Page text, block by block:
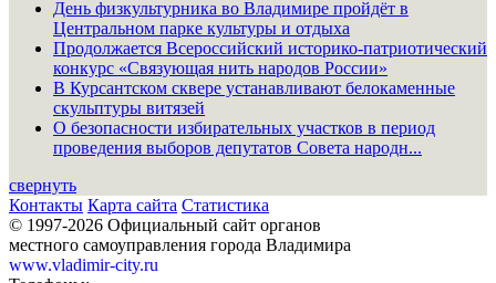
День физкультурника во Владимире пройдёт в
Центральном парке культуры и отдыха
Продолжается Всероссийский историко-патриотический
конкурс «Связующая нить народов России»
В Курсантском сквере устанавливают белокаменные
скульптуры витязей
О безопасности избирательных участков в период
проведения выборов депутатов Совета народн...
свернуть
Контакты Карта сайта Статистика
© 1997-2026 Официальный сайт органов
местного самоуправления города Владимира
www.vladimir-city.ru